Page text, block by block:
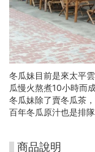
冬瓜妹目前是來太平
瓜慢火熬煮10小時而
冬瓜妹除了賣冬瓜茶
百年冬瓜原汁也是排
商品說明